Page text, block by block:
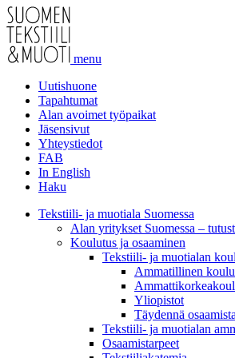
menu
Uutishuone
Tapahtumat
Alan avoimet työpaikat
Jäsensivut
Yhteystiedot
FAB
In English
Haku
Tekstiili- ja muotiala Suomessa
Alan yritykset Suomessa –
Koulutus ja osaaminen
Tekstiili- ja muotialan
Ammatillinen
Yliopistot
Täydennä
Tekstiili- ja muotialan
Osaamistarpeet